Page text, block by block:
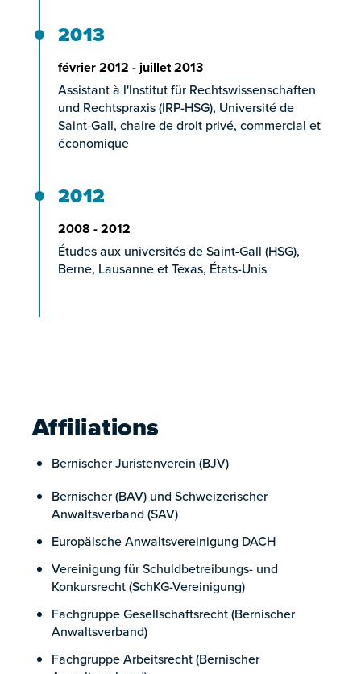
2013
février 2012 - juillet 2013
Assistant à l'Institut für Rechtswissenschaften
und Rechtspraxis (IRP-HSG), Université de
Saint-Gall, chaire de droit privé, commercial et
économique
2012
2008 - 2012
Études aux universités de Saint-Gall (HSG),
Berne, Lausanne et Texas, États-Unis
Affiliations
Bernischer Juristenverein (BJV)
Bernischer (BAV) und Schweizerischer
Anwaltsverband (SAV)
Europäische Anwaltsvereinigung DACH
Vereinigung für Schuldbetreibungs- und
Konkursrecht (SchKG-Vereinigung)
Fachgruppe Gesellschaftsrecht (Bernischer
Anwaltsverband)
Fachgruppe Arbeitsrecht (Bernischer